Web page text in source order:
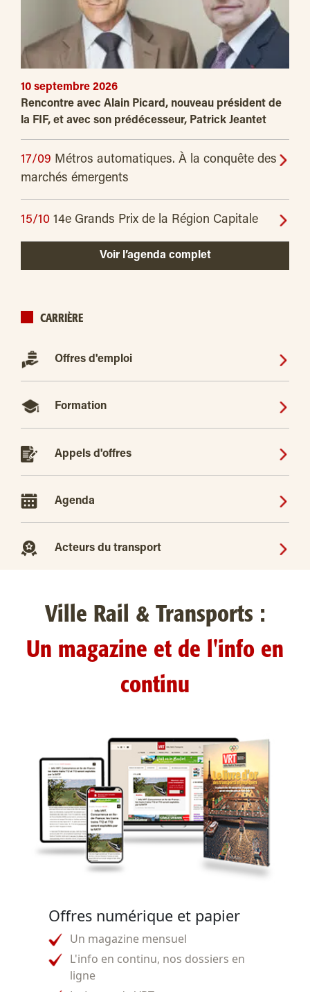
10 septembre 2026
Rencontre avec Alain Picard, nouveau président de
la FIF, et avec son prédécesseur, Patrick Jeantet
17/09 Métros automatiques. À la conquête des
marchés émergents
15/10 14e Grands Prix de la Région Capitale
Voir l’agenda complet
CARRIÈRE
Offres d'emploi
Formation
Appels d'offres
Agenda
Acteurs du transport
Ville Rail & Transports :
Un magazine et de l'info en
continu
Offres numérique et papier
Un magazine mensuel
L'info en continu, nos dossiers en
ligne